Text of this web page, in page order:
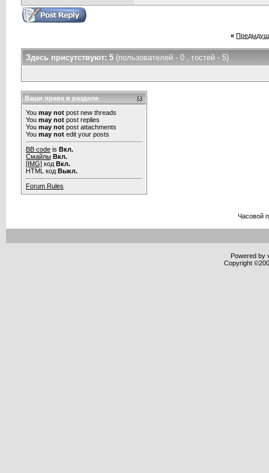
«
Здесь присутствуют: 5 (пользователей - 0 , гостей - 5)
Ваши права в разделе
You may not post new threads
You may not post replies
You may not post attachments
You may not edit your posts
BB code is Вкл.
Смайлы Вкл.
[IMG] код Вкл.
HTML код Выкл.
Forum Rules
Часовой
Powered by
Copyright